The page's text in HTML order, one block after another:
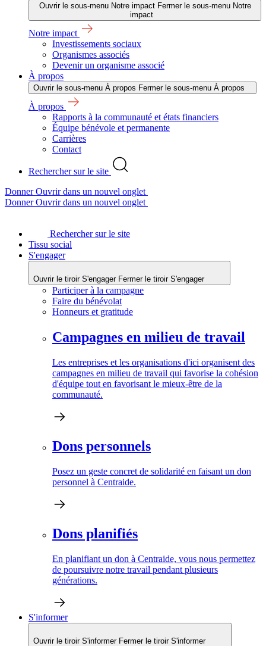
Ouvrir le sous-menu Notre impact Fermer le sous-menu Notre
impact
Notre impact
Investissements sociaux
Organismes associés
Devenir un organisme associé
À propos
Ouvrir le sous-menu À propos Fermer le sous-menu À propos
À propos
Rapports à la communauté et états financiers
Équipe bénévole et permanente
Carrières
Contact
Rechercher sur le site
DonnerOuvrir dans un nouvel onglet
DonnerOuvrir dans un nouvel onglet
Rechercher sur le site
Tissu social
S'engager
Ouvrir le tiroir S'engager Fermer le tiroir S'engager
Participer à la campagne
Faire du bénévolat
Honneurs et gratitude
Campagnes en milieu de travail
Les entreprises et les organisations d'ici organisent des
campagnes en milieu de travail qui favorise la cohésion
d'équipe tout en favorisant le mieux-être de la
communauté.
Dons personnels
Posez un geste concret de solidarité en faisant un don
personnel à Centraide.
Dons planifiés
En planifiant un don à Centraide, vous nous permettez
de poursuivre notre travail pendant plusieurs
générations.
S'informer
Ouvrir le tiroir S'informer Fermer le tiroir S'informer